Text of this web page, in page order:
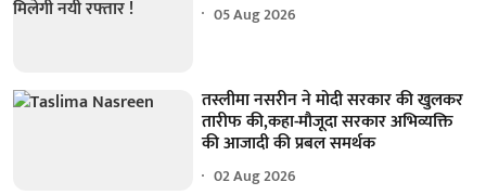
05 Aug 2026
तस्लीमा नसरीन ने मोदी सरकार की खुलकर
तारीफ की,कहा-मौजूदा सरकार अभिव्यक्ति
की आजादी की प्रबल समर्थक
02 Aug 2026